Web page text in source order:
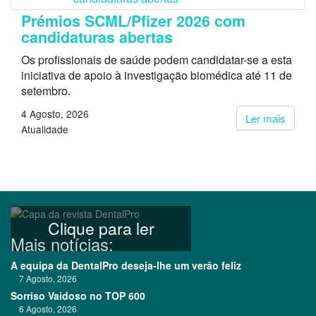
Prémios SCML/Pfizer 2026 com
candidaturas abertas
Os profissionais de saúde podem candidatar-se a esta
iniciativa de apoio à investigação biomédica até 11 de
setembro.
Ler mais
4 Agosto, 2026
Atualidade
Clique para ler
Mais notícias:
A equipa da DentalPro deseja-lhe um verão feliz
7 Agosto, 2026
Sorriso Vaidoso no TOP 600
6 Agosto, 2026